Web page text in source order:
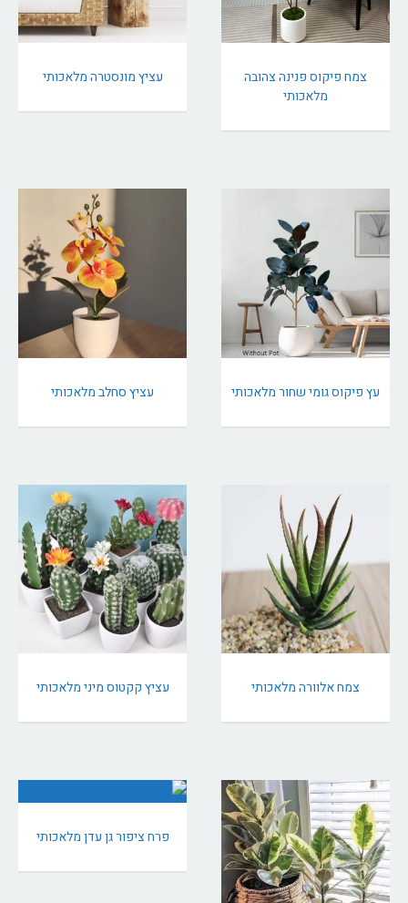
צמח פיקוס פנינה צהובה
מלאכותי
עציץ מונסטרה מלאכותי
עץ פיקוס גומי שחור מלאכותי עציץ סחלב מלאכותי
צמח אלוורה מלאכותי עציץ קקטוס מיני מלאכותי
פרח ציפור גן עדן מלאכותי